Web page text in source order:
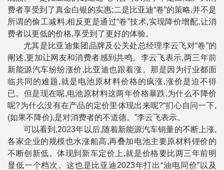
费者享受到了真金白银的实惠;二是比亚迪“卷”的策略,并不是
所谓的偷工减料,相反更是通过“卷”技术,实现降价增配,让消
费者以更低的价格,享受到了更好的体验。
尤其是比亚迪集团品牌及公关处总经理李云飞对“卷”的
阐述,更加让网友和消费者感到共鸣。李云飞表示,两三年前
新能源汽车纷纷涨价,比亚迪也跟着涨。那是因为行业都面
临共同的难题,就是电池原材料价格的疯涨,涨价是迫不得
已。但是现在呢,电池原材料这两年价格暴跌,为什么不降价
呢?为什么没有在产品的定价里体现出来呢?“扪心自问一下,
(如果不降价),是对消费者的不道德。”李云飞表示。
可以看到,2023年以后,随着新能源汽车销量的不断上涨,
各家企业的规模也水涨船高,再叠加电池主要原材料锂价的
不断创新低。体现到新车定价上,就是价格要比两三年前明
显低一个档次。这也是比亚迪2023年打出“油电同价”以及